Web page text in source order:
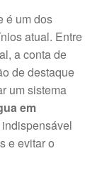
é um dos
atual. Entre
a conta de
de destaque
um sistema
em
e evitar o